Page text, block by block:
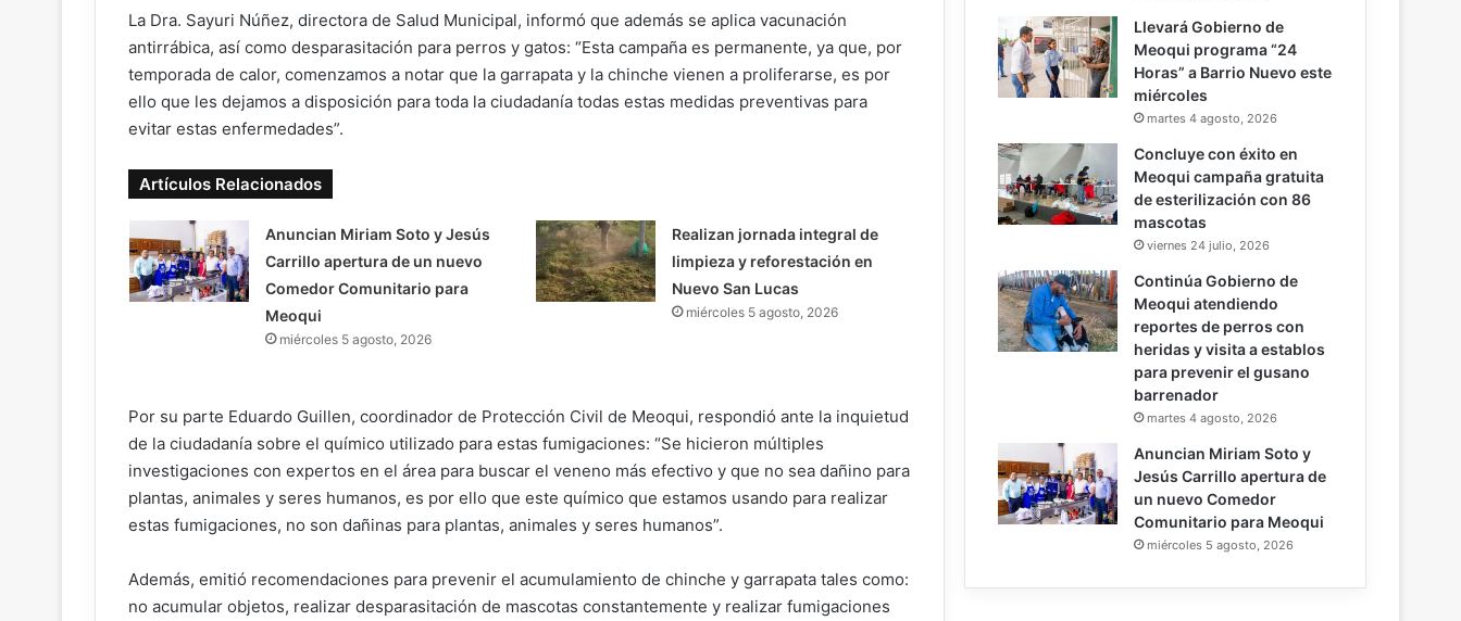
La Dra. Sayuri Núñez, directora de Salud Municipal, informó que además se aplica vacunación
antirrábica, así como desparasitación para perros y gatos: “Esta campaña es permanente, ya que, por
temporada de calor, comenzamos a notar que la garrapata y la chinche vienen a proliferarse, es por
ello que les dejamos a disposición para toda la ciudadanía todas estas medidas preventivas para
evitar estas enfermedades”.
Artículos Relacionados
Anuncian Miriam Soto y Jesús
Carrillo apertura de un nuevo
Comedor Comunitario para
Meoqui
miércoles 5 agosto, 2026
Realizan jornada integral de
limpieza y reforestación en
Nuevo San Lucas
miércoles 5 agosto, 2026
Por su parte Eduardo Guillen, coordinador de Protección Civil de Meoqui, respondió ante la inquietud
de la ciudadanía sobre el químico utilizado para estas fumigaciones: “Se hicieron múltiples
investigaciones con expertos en el área para buscar el veneno más efectivo y que no sea dañino para
plantas, animales y seres humanos, es por ello que este químico que estamos usando para realizar
estas fumigaciones, no son dañinas para plantas, animales y seres humanos”.
Además, emitió recomendaciones para prevenir el acumulamiento de chinche y garrapata tales como:
no acumular objetos, realizar desparasitación de mascotas constantemente y realizar fumigaciones
Llevará Gobierno de
Meoqui programa “24
Horas” a Barrio Nuevo este
miércoles
martes 4 agosto, 2026
Concluye con éxito en
Meoqui campaña gratuita
de esterilización con 86
mascotas
viernes 24 julio, 2026
Continúa Gobierno de
Meoqui atendiendo
reportes de perros con
heridas y visita a establos
para prevenir el gusano
barrenador
martes 4 agosto, 2026
Anuncian Miriam Soto y
Jesús Carrillo apertura de
un nuevo Comedor
Comunitario para Meoqui
miércoles 5 agosto, 2026